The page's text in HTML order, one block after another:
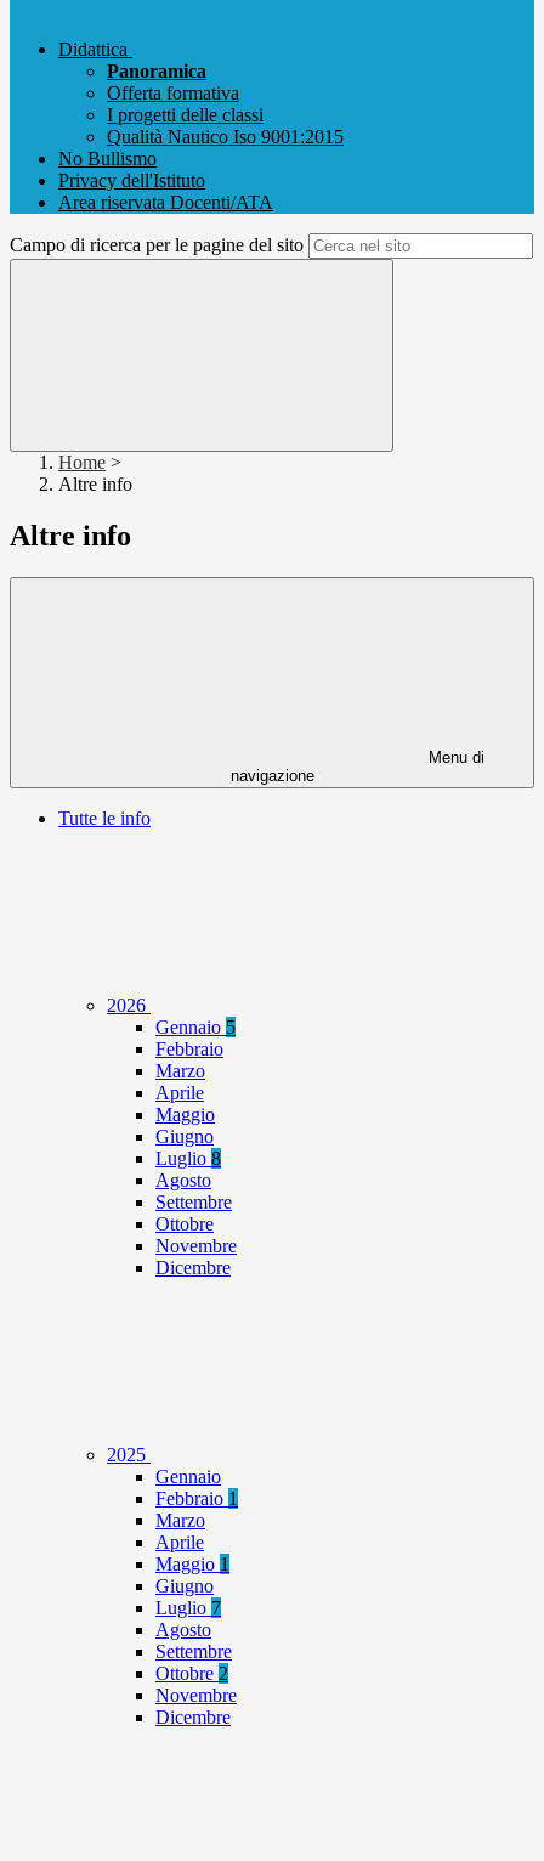
Didattica
Panoramica
Offerta formativa
I progetti delle classi
Qualità Nautico Iso 9001:2015
No Bullismo
Privacy dell'Istituto
Area riservata Docenti/ATA
Campo di ricerca per le pagine del sito
Home >
Altre info
Altre info
Menu di
navigazione
Tutte le info
2026
Gennaio 5
Febbraio
Marzo
Aprile
Maggio
Giugno
Luglio 8
Agosto
Settembre
Ottobre
Novembre
Dicembre
2025
Gennaio
Febbraio 1
Marzo
Aprile
Maggio 1
Giugno
Luglio 7
Agosto
Settembre
Ottobre 2
Novembre
Dicembre